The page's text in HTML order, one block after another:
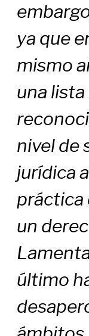
ya que
mismo
una lista
nivel de
jurídica
práctica
un
último